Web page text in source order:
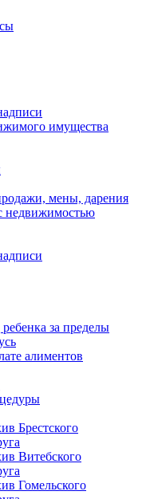
имущества
мены, дарения
недвижимостью
за пределы
алиментов
Брестского
Витебского
Гомельского